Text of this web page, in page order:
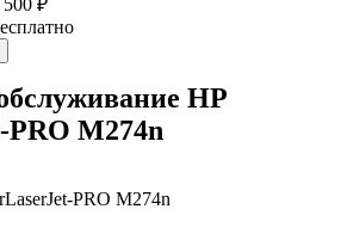
HP
M274n
PRO M274n